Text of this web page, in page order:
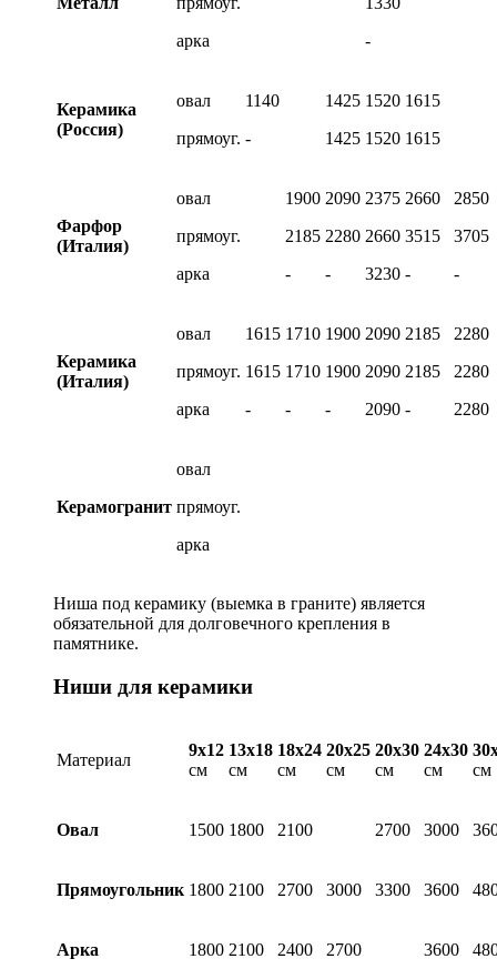
арка
-
Керамика
(Россия)
овал
прямоуг.
1140
-
1425
1425
1520
1520
1615
1615
Фарфор
(Италия)
овал
прямоуг.
арка
1900
2185
-
2090
2280
-
2375
2660
3230
2660
3515
-
2850
3705
-
Керамика
(Италия)
овал
прямоуг.
арка
1615
1615
-
1710
1710
-
1900
1900
-
2090
2090
2090
2185
2185
-
2280
2280
2280
Керамогранит
овал
прямоуг.
арка
Ниша под керамику (выемка в граните) является
обязательной для долговечного крепления в
памятнике.
Ниши для керамики
Материал
9х12
см
13х18
см
18х24
см
20х25
см
20х30
см
24х30
см
см
Овал 1500 1800 2100 2700 3000
Прямоугольник 1800 2100 2700 3000 3300 3600
Арка 1800 2100 2400 2700 3600